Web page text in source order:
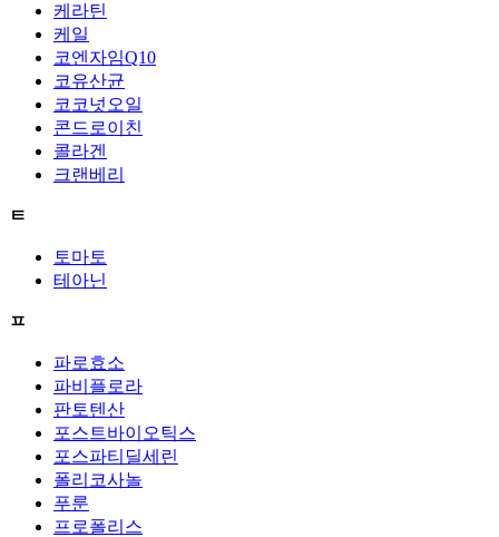
케라틴
케일
코엔자임Q10
코유산균
코코넛오일
콘드로이친
콜라겐
크랜베리
ㅌ
토마토
테아닌
ㅍ
파로효소
파비플로라
판토텐산
포스트바이오틱스
포스파티딜세린
폴리코사놀
푸룬
프로폴리스